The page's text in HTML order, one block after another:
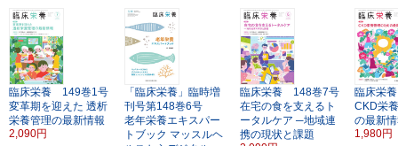
臨床栄養 149巻1号
変革期を迎えた 透析
栄養管理の最新情報
2,090円
「臨床栄養」臨時増
刊号第148巻6号
老年栄養エキスパー
トブック マッスルヘ
臨床栄養 148巻7号
在宅の食を支えるト
ータルケア ─地域連
携の現状と課題
臨床栄
CKD栄
の最新
1,980円